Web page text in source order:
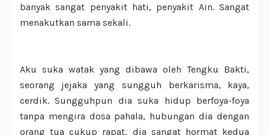
banyak sangat penyakit hati, penyakit Ain. Sangat
menakutkan sama sekali.
Aku suka watak yang dibawa oleh Tengku Bakti,
seorang jejaka yang sungguh berkarisma, kaya,
cerdik. Sungguhpun dia suka hidup berfoya-foya
tanpa mengira dosa pahala, hubungan dia dengan
orang tua cukup rapat, dia sangat hormat kedua